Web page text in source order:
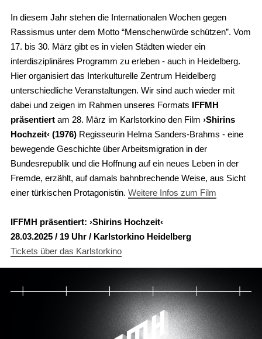
In diesem Jahr stehen die Internationalen Wochen gegen
Rassismus unter dem Motto “Menschenwürde schützen”. Vom
17. bis 30. März gibt es in vielen Städten wieder ein
interdisziplinäres Programm zu erleben - auch in Heidelberg.
Hier organisiert das Interkulturelle Zentrum Heidelberg
unterschiedliche Veranstaltungen. Wir sind auch wieder mit
dabei und zeigen im Rahmen unseres Formats IFFMH
präsentiertam 28. März im Karlstorkino den Film ›Shirins
Hochzeit‹ (1976)Regisseurin Helma Sanders-Brahms - eine
bewegende Geschichte über Arbeitsmigration in der
Bundesrepublik und die Hoffnung auf ein neues Leben in der
Fremde, erzählt, auf damals bahnbrechende Weise, aus Sicht
einer türkischen Protagonistin. Weitere Infos zum Film
IFFMH präsentiert: ›Shirins Hochzeit‹
28.03.2025 / 19 Uhr / Karlstorkino Heidelberg
Tickets über das Karlstorkino